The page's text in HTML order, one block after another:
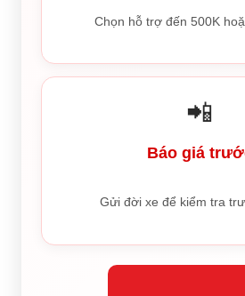
Chọn hỗ trợ đến 500K
📲
Báo giá
Gửi đời xe để kiểm tra